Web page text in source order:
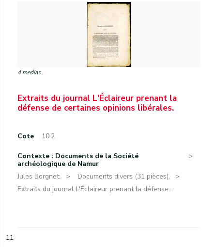
4 medias
Extraits du journal L'Éclaireur prenant la
défense de certaines opinions libérales.
Cote 10.2
Contexte : Documents de la Société
archéologique de Namur
Jules Borgnet.
Documents divers (31 pièces).
Extraits du journal L'Éclaireur prenant la défense...
11